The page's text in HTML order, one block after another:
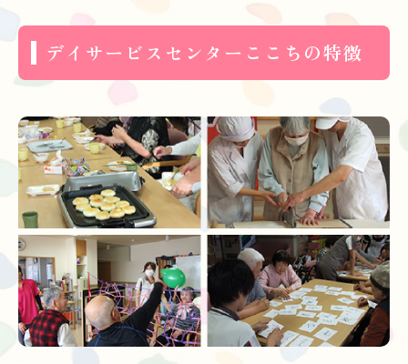
デイサービスセンターここちの特徴